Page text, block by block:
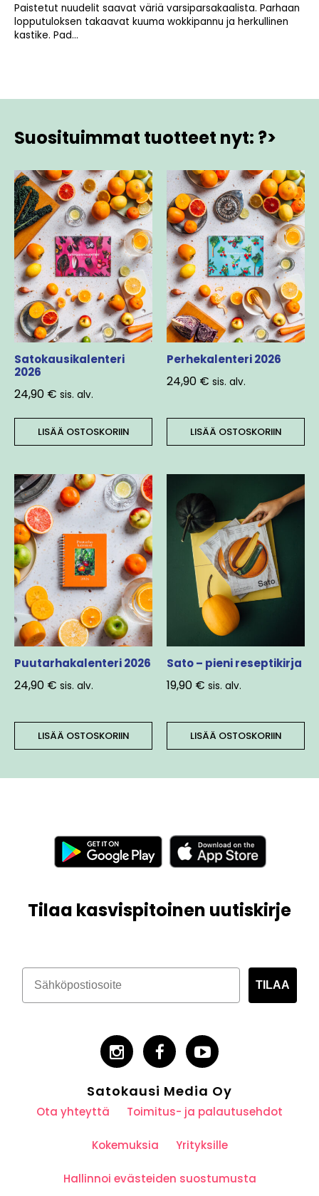
Paistetut nuudelit saavat väriä varsiparsakaalista. Parhaan
lopputuloksen takaavat kuuma wokkipannu ja herkullinen
kastike. Pad...
Suosituimmat tuotteet nyt: ?>
Satokausikalenteri
2026
24,90 € sis. alv.
LISÄÄ OSTOSKORIIN
Perhekalenteri 2026
24,90 € sis. alv.
LISÄÄ OSTOSKORIIN
Puutarhakalenteri 2026
24,90 € sis. alv.
LISÄÄ OSTOSKORIIN
Sato – pieni reseptikirja
19,90 € sis. alv.
LISÄÄ OSTOSKORIIN
Tilaa kasvispitoinen uutiskirje
TILAA
Satokausi Media Oy
Ota yhteyttä Toimitus- ja palautusehdot
Kokemuksia Yrityksille
Hallinnoi evästeiden suostumusta